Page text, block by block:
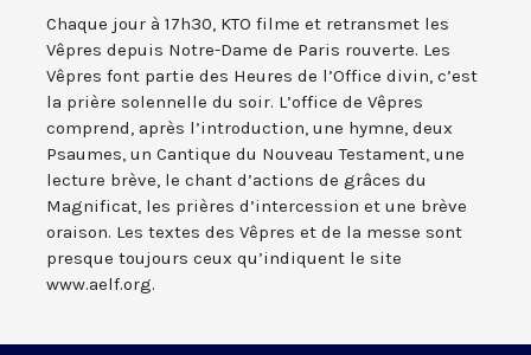
Chaque jour à 17h30, KTO filme et retransmet les
Vêpres depuis Notre-Dame de Paris rouverte. Les
Vêpres font partie des Heures de l’Office divin, c’est
la prière solennelle du soir. L’office de Vêpres
comprend, après l’introduction, une hymne, deux
Psaumes, un Cantique du Nouveau Testament, une
lecture brève, le chant d’actions de grâces du
Magnificat, les prières d’intercession et une brève
oraison. Les textes des Vêpres et de la messe sont
presque toujours ceux qu’indiquent le site
www.aelf.org.